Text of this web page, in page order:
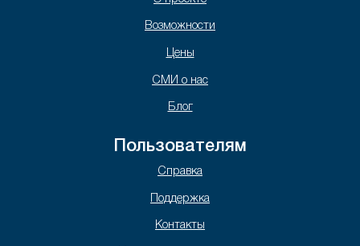
Возможности
Цены
СМИ о нас
Блог
Пользователям
Справка
Поддержка
Контакты